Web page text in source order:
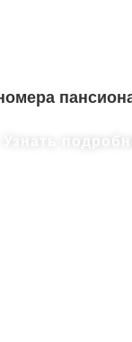
Узнать